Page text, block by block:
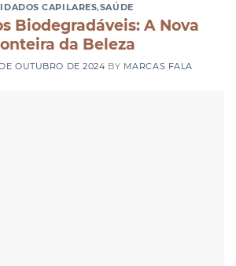
CAPILARES,SAÚDE
Biodegradáveis: A Nova
da Beleza
OUTUBRO DE 2024 BY MARCAS FALA